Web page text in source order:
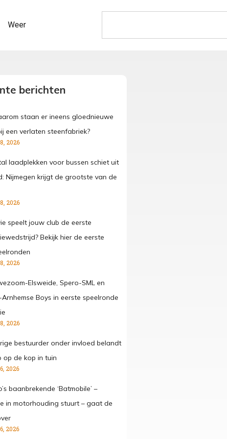
Weer
berichten
staan er ineens gloednieuwe
een verlaten steenfabriek?
2026
laadplekken voor bussen schiet uit
Nijmegen krijgt de grootste van de
2026
speelt jouw club de eerste
Bekijk hier de eerste
2026
Elsweide, Spero-SML en
Arnhemse Boys in eerste speelronde
2026
bestuurder onder invloed belandt
op de kop in tuin
2026
baanbrekende ‘Batmobile’ –
in motorhouding stuurt – gaat de
2026